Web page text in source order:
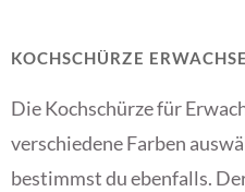
KOCHSCHÜRZE
Die Kochschürze für
verschiedene Farben
bestimmst du ebenfalls.